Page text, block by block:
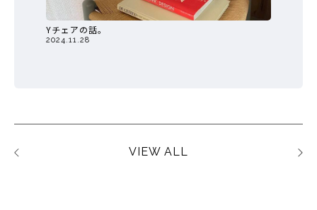
Yチェアの話。
2024.11.28
VIEW ALL